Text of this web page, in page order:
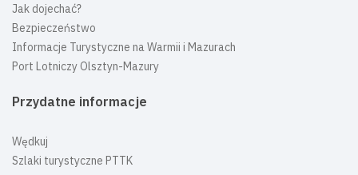
Jak dojechać?
Bezpieczeństwo
Informacje Turystyczne na Warmii i Mazurach
Port Lotniczy Olsztyn-Mazury
Przydatne informacje
Wędkuj
Szlaki turystyczne PTTK